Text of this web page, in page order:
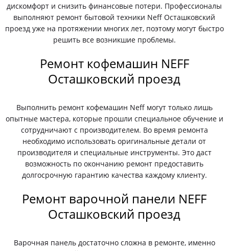
дискомфорт и снизить финансовые потери. Профессионалы
выполняют ремонт бытовой техники Neff Осташковский
проезд уже на протяжении многих лет, поэтому могут быстро
решить все возникшие проблемы.
Ремонт кофемашин NEFF
Осташковский проезд
Выполнить ремонт кофемашин Neff могут только лишь
опытные мастера, которые прошли специальное обучение и
сотрудничают с производителем. Во время ремонта
необходимо использовать оригинальные детали от
производителя и специальные инструменты. Это даст
возможность по окончанию ремонт предоставить
долгосрочную гарантию качества каждому клиенту.
Ремонт варочной панели NEFF
Осташковский проезд
Варочная панель достаточно сложна в ремонте, именно